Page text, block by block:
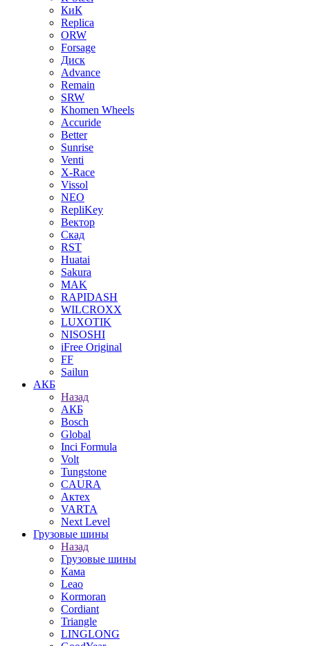
КиК
Replica
ORW
Forsage
Диск
Advance
Remain
SRW
Khomen Wheels
Accuride
Better
Sunrise
Venti
X-Race
Vissol
NEO
RepliKey
Вектор
Скад
RST
Huatai
Sakura
MAK
RAPIDASH
WILCROXX
LUXOTIK
NISOSHI
iFree Original
FF
Sailun
АКБ
Назад
АКБ
Bosch
Global
Inci Formula
Volt
Tungstone
CAURA
Актех
VARTA
Next Level
Грузовые шины
Назад
Грузовые шины
Кама
Leao
Kormoran
Cordiant
Triangle
LINGLONG